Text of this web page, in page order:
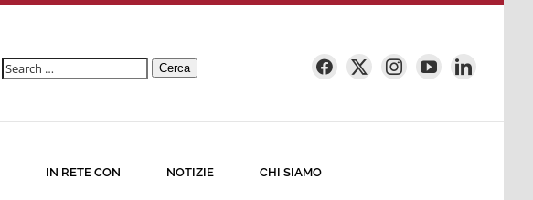
Ricerca
Cerca
IN RETE CON NOTIZIE CHI SIAMO